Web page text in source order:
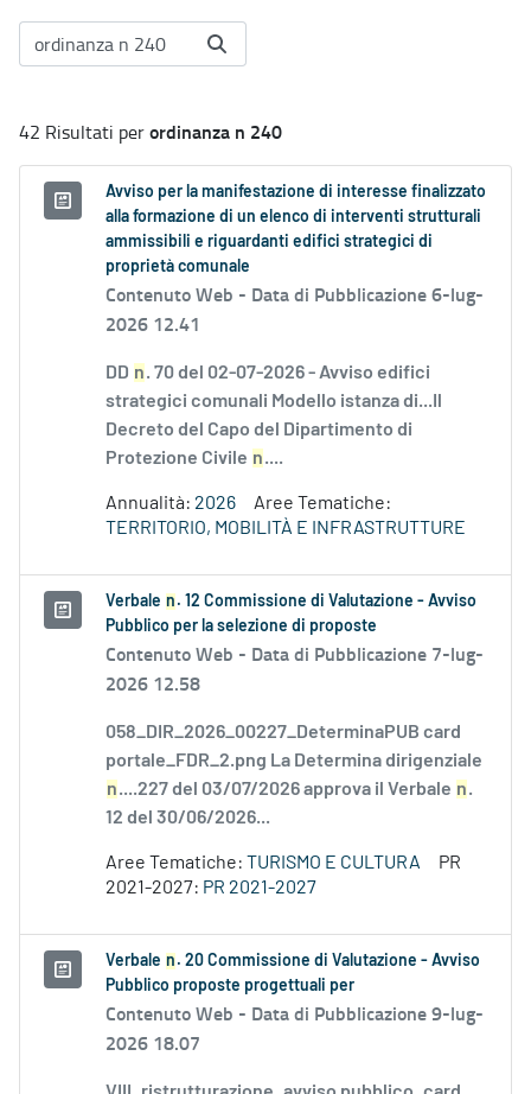
42 Risultati perordinanza n 240
Avviso per la manifestazione di interesse finalizzato
alla formazione di un elenco di interventi strutturali
ammissibili e riguardanti edifici strategici di
proprietà comunale
Contenuto Web - Data di Pubblicazione 6-lug-
2026 12.41
DD n. 70 del 02-07-2026 - Avviso edifici
strategici comunali Modello istanza di...Il
Decreto del Capo del Dipartimento di
Protezione Civile n....
Annualità: 2026
Aree Tematiche:
TERRITORIO, MOBILITÀ E INFRASTRUTTURE
Verbale n . 12 Commissione di Valutazione - Avviso
Pubblico per la selezione di proposte
Contenuto Web - Data di Pubblicazione 7-lug-
2026 12.58
058_DIR_2026_00227_DeterminaPUB card
portale_FDR_2.png La Determina dirigenziale
n....227 del 03/07/2026 approva il Verbale n.
12 del 30/06/2026...
Aree Tematiche: TURISMO E CULTURA
PR
2021-2027: PR 2021-2027
Verbale n . 20 Commissione di Valutazione - Avviso
Pubblico proposte progettuali per
Contenuto Web - Data di Pubblicazione 9-lug-
2026 18.07